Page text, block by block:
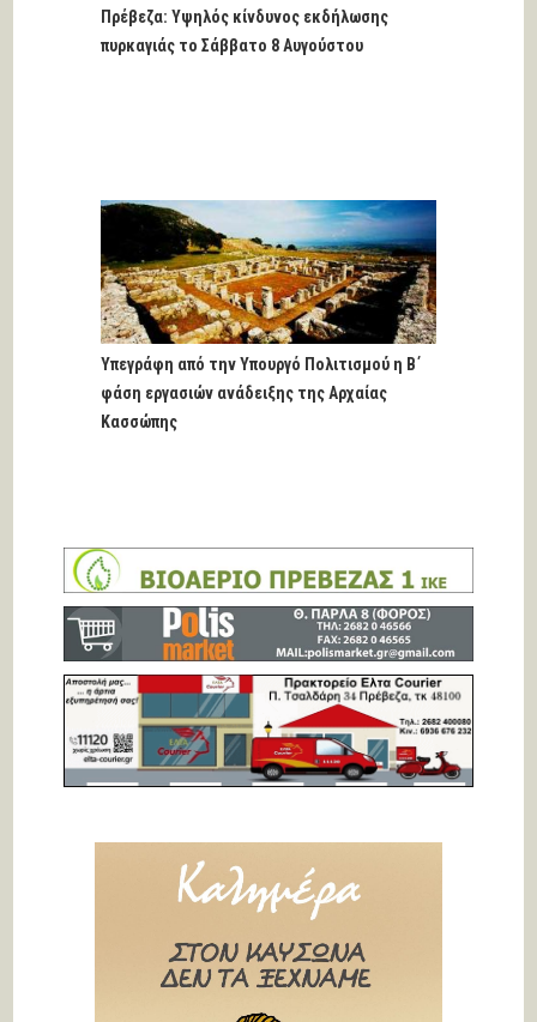
Πρέβεζα: Υψηλός κίνδυνος εκδήλωσης
πυρκαγιάς το Σάββατο 8 Αυγούστου
Υπεγράφη από την Υπουργό Πολιτισμού η Β΄
φάση εργασιών ανάδειξης της Αρχαίας
Κασσώπης